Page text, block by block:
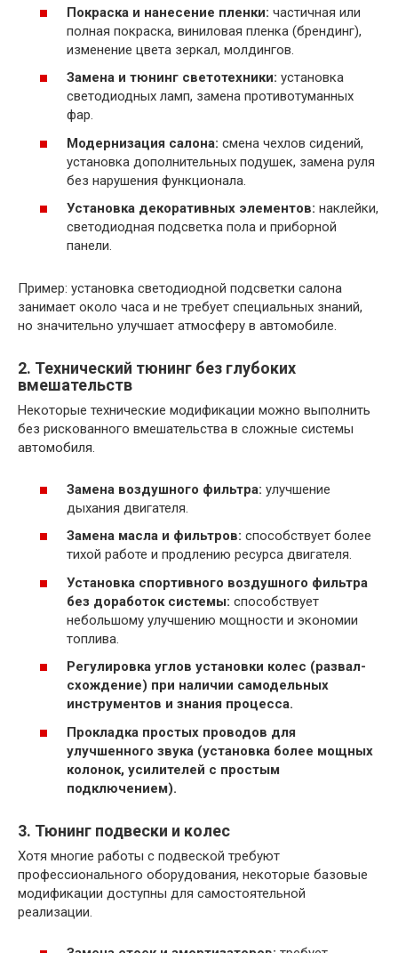
Покраска и нанесение пленки: частичная или
полная покраска, виниловая пленка (брендинг),
изменение цвета зеркал, молдингов.
Замена и тюнинг светотехники: установка
светодиодных ламп, замена противотуманных
фар.
Модернизация салона: смена чехлов сидений,
установка дополнительных подушек, замена руля
без нарушения функционала.
Установка декоративных элементов: наклейки,
светодиодная подсветка пола и приборной
панели.
Пример: установка светодиодной подсветки салона
занимает около часа и не требует специальных знаний,
но значительно улучшает атмосферу в автомобиле.
2. Технический тюнинг без глубоких
вмешательств
Некоторые технические модификации можно выполнить
без рискованного вмешательства в сложные системы
автомобиля.
Замена воздушного фильтра: улучшение
дыхания двигателя.
Замена масла и фильтров: способствует более
тихой работе и продлению ресурса двигателя.
Установка спортивного воздушного фильтра
без доработок системы: способствует
небольшому улучшению мощности и экономии
топлива.
Регулировка углов установки колес (развал-
схождение) при наличии самодельных
инструментов и знания процесса.
Прокладка простых проводов для
улучшенного звука (установка более мощных
колонок, усилителей с простым
подключением).
3. Тюнинг подвески и колес
Хотя многие работы с подвеской требуют
профессионального оборудования, некоторые базовые
модификации доступны для самостоятельной
реализации.